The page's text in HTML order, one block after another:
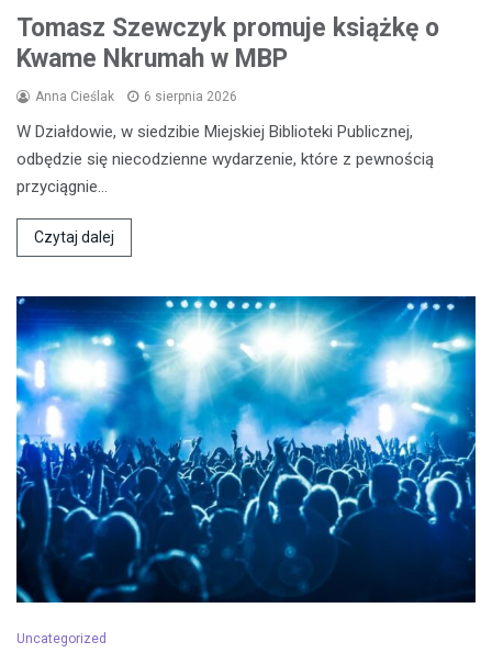
Tomasz Szewczyk promuje książkę o
Kwame Nkrumah w MBP
Anna Cieślak 6 sierpnia 2026
W Działdowie, w siedzibie Miejskiej Biblioteki Publicznej,
odbędzie się niecodzienne wydarzenie, które z pewnością
przyciągnie…
Czytaj dalej
Uncategorized